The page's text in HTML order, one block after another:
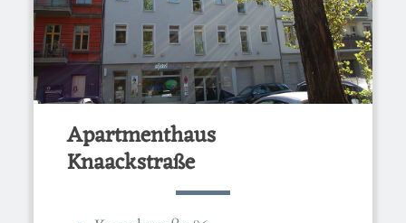
Apartmenthaus
Knaackstraße